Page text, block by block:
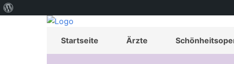
Startseite Ärzte